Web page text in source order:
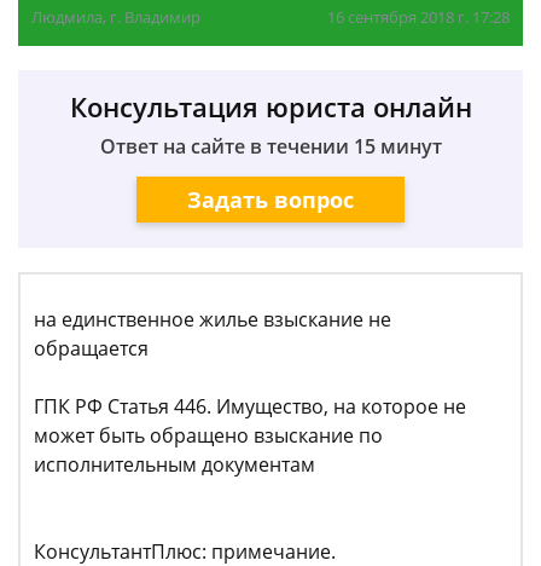
Людмила, г. Владимир 16 сентября 2018 г. 17:28
Консультация юриста онлайн
Ответ на сайте в течении 15 минут
Задать вопрос
на единственное жилье взыскание не
обращается
ГПК РФ Статья 446. Имущество, на которое не
может быть обращено взыскание по
исполнительным документам
КонсультантПлюс: примечание.